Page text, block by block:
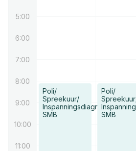
5:00
6:00
7:00
8:00
9:00
10:00
11:00
Poli/
Spreekuur/
Inspanningsdiagnostiek/
SMB
Poli/
SMB